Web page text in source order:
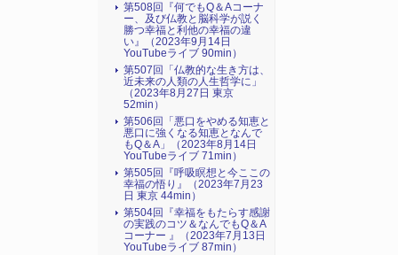
第508回『何でもQ＆Aコーナ
ー、及び仏教と脳科学が説く
勝つ幸福と利他の幸福の違
い』（2023年9月14日
YouTubeライブ 90min）
第507回「仏教的な生き方は、
近未来の人類の人生哲学に」
（2023年8月27日 東京
52min）
第506回「悪口をやめる知恵と
悪口に強くなる知恵となんで
もQ＆A」（2023年8月14日
YouTubeライブ 71min）
第505回『呼吸瞑想と今ここの
幸福の悟り』（2023年7月23
日 東京 44min）
第504回『幸福をもたらす感謝
の実践のコツ＆なんでもQ＆A
コーナー 』（2023年7月13日
YouTubeライブ 87min）